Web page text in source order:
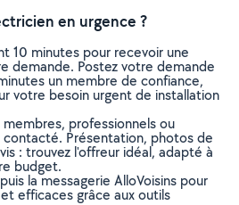
en urgence ?
10 minutes pour recevoir une
demande. Postez votre demande
un membre de confiance,
votre besoin urgent de installation
professionnels ou
contacté. Présentation, photos de
: trouvez l'offreur idéal, adapté à
budget.
la messagerie AlloVoisins pour
efficaces grâce aux outils